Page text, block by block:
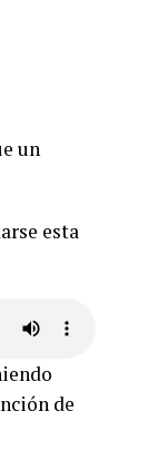
un
esta
de